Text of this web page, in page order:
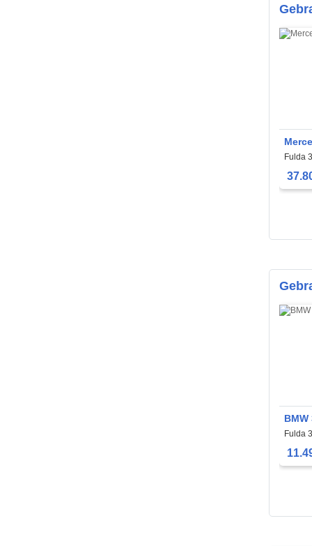
Fulda
BMW
Fulda